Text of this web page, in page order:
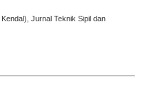
Jurnal Teknik Sipil dan